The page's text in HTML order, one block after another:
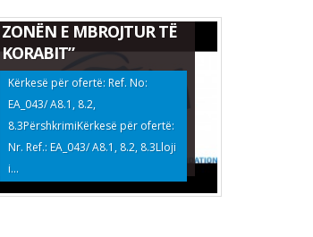
ZONËN E MBROJTUR TË
KORABIT”
Kërkesë për ofertë: Ref. No:
EA_043/ A8.1, 8.2,
8.3PërshkrimiKërkesë për ofertë:
Nr. Ref.: EA_043/ A8.1, 8.2, 8.3Lloji
i...